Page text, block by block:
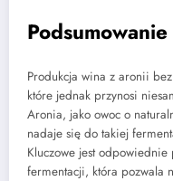
Produkcja wina z aronii
które jednak przynosi
Aronia, jako owoc o
nadaje się do takiej
Kluczowe jest
fermentacji, która pozwala